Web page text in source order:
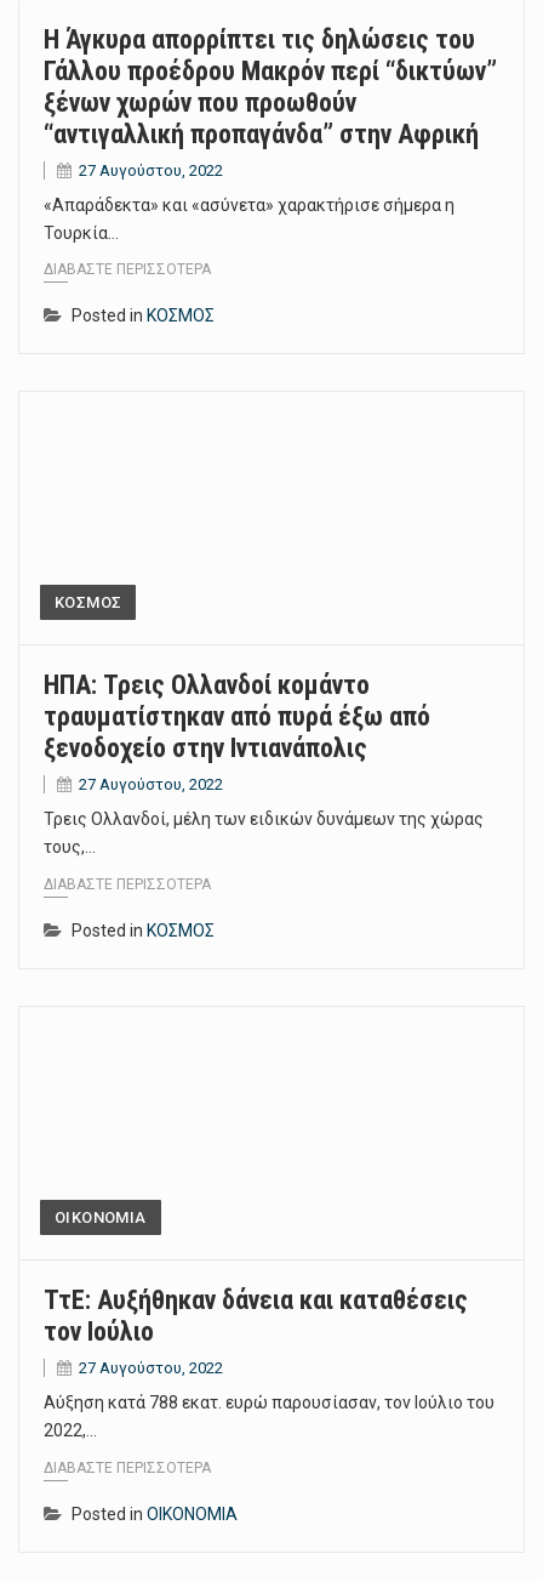
Η Άγκυρα απορρίπτει τις δηλώσεις του
Γάλλου προέδρου Μακρόν περί “δικτύων”
ξένων χωρών που προωθούν
“αντιγαλλική προπαγάνδα” στην Αφρική
27 Αυγούστου, 2022
«Απαράδεκτα» και «ασύνετα» χαρακτήρισε σήμερα η
Τουρκία…
ΔΙΑΒΆΣΤΕ ΠΕΡΙΣΣΌΤΕΡΑ
Posted in ΚΟΣΜΟΣ
ΚΟΣΜΟΣ
ΗΠΑ: Τρεις Ολλανδοί κομάντο
τραυματίστηκαν από πυρά έξω από
ξενοδοχείο στην Ιντιανάπολις
27 Αυγούστου, 2022
Τρεις Ολλανδοί, μέλη των ειδικών δυνάμεων της χώρας
τους,…
ΔΙΑΒΆΣΤΕ ΠΕΡΙΣΣΌΤΕΡΑ
Posted in ΚΟΣΜΟΣ
ΟΙΚΟΝΟΜΙΑ
ΤτΕ: Αυξήθηκαν δάνεια και καταθέσεις
τον Ιούλιο
27 Αυγούστου, 2022
Αύξηση κατά 788 εκατ. ευρώ παρουσίασαν, τον Ιούλιο του
2022,…
ΔΙΑΒΆΣΤΕ ΠΕΡΙΣΣΌΤΕΡΑ
Posted in ΟΙΚΟΝΟΜΙΑ